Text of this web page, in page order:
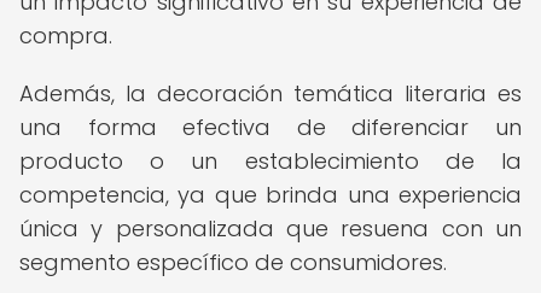
compra.
Además, la decoración temática literaria es
una forma efectiva de diferenciar un
producto o un establecimiento de la
competencia, ya que brinda una experiencia
única y personalizada que resuena con un
segmento específico de consumidores.